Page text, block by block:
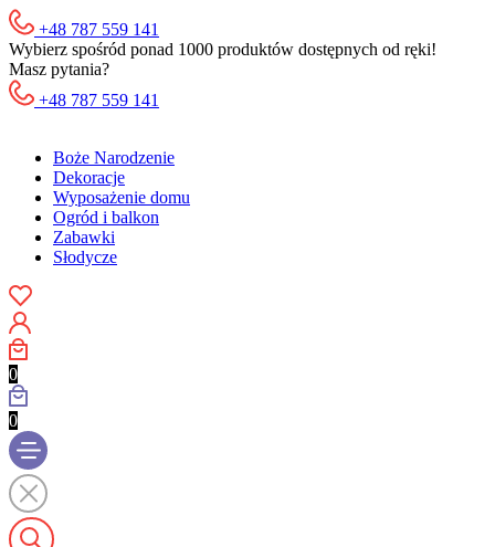
+48 787 559 141
Wybierz spośród ponad 1000 produktów dostępnych od ręki!
Masz pytania?
+48 787 559 141
Boże Narodzenie
Dekoracje
Wyposażenie domu
Ogród i balkon
Zabawki
Słodycze
0
0